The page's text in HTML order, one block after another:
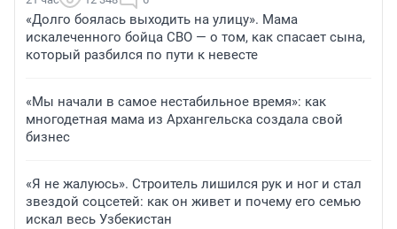
«Долго боялась выходить на улицу». Мама
искалеченного бойца СВО — о том, как спасает сына,
который разбился по пути к невесте
«Мы начали в самое нестабильное время»: как
многодетная мама из Архангельска создала свой
бизнес
«Я не жалуюсь». Строитель лишился рук и ног и стал
звездой соцсетей: как он живет и почему его семью
искал весь Узбекистан